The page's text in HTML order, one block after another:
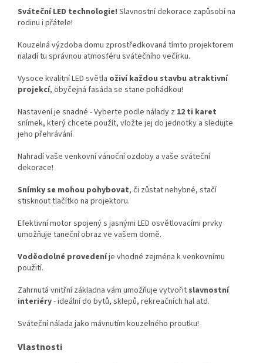
Sváteční LED technologie! Slavnostní dekorace zapůsobí na
rodinu i přátele!
Kouzelná výzdoba domu zprostředkovaná tímto projektorem
naladí tu správnou atmosféru svátečního večírku.
Vysoce kvalitníLED světla oživí každou stavbu atraktivní
projekcí, obyčejná fasáda se stane pohádkou!
Nastavení je snadné - Vyberte podle nálady z 12 ti karet
snímek, který chcete použít, vložte jej do jednotky a sledujte
jeho přehrávání.
Nahradí vaše venkovní vánoční ozdoby a vaše sváteční
dekorace!
Snímky se mohou pohybovat, či zůstat nehybné, stačí
stisknout tlačítko na projektoru.
Efektivní motor spojený s jasnými LED osvětlovacími prvky
umožňuje taneční obraz ve vašem domě.
Voděodolné provedeníje vhodné zejména k venkovnímu
použití.
Zahrnutá vnitřní základna vám umožňuje vytvořit slavnostní
interiéry- ideální do bytů, sklepů, rekreačních hal atd.
Sváteční nálada jako mávnutím kouzelného proutku!
Vlastnosti